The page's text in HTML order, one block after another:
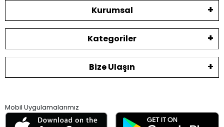
Kurumsal
Kategoriler
Bize Ulaşın
Mobil Uygulamalarımız